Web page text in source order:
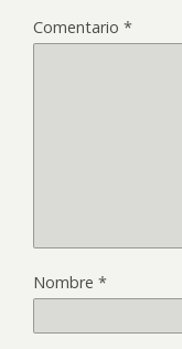
Comentario *
Nombre *